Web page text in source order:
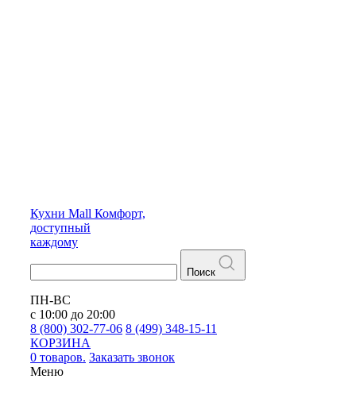
Кухни Mall Комфорт,
доступный
каждому
Поиск
ПН-ВС
с 10:00 до 20:00
8 (800) 302-77-06 8 (499) 348-15-11
КОРЗИНА
0 товаров. Заказать звонок
Меню